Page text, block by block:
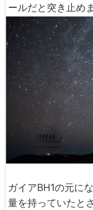
ールだと突き止め
ガイアBH1の元に
量を持っていたと